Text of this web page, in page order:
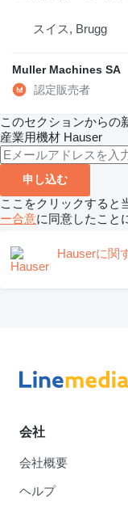
スイス, Brugg
Muller Machines SA
このセクションからの
産業用機材 Hauser
申し込む
ここをクリックすると
ー合意に同意したこと
Hauserに関
会社
会社概要
ヘルプ